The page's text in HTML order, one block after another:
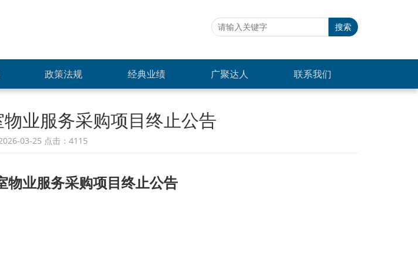
政策法规 经典业绩 广聚达人 联系我们
业服务采购项目终止公告
03-25 点击：4115
物业服务采购项目终止公告